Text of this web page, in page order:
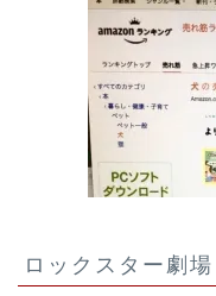
ロックスター劇場